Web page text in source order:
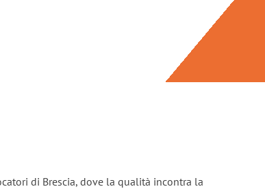
di Brescia, dove la qualità incontra la